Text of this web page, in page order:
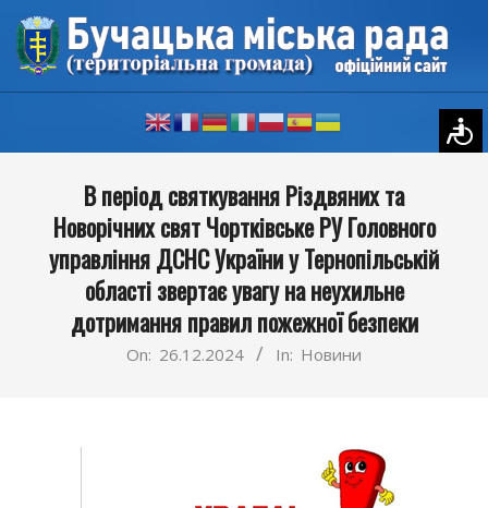
Skip
content
В період святкування Різдвяних та
Новорічних свят Чортківське РУ Головного
управління ДСНС України у Тернопільській
області звертає увагу на неухильне
дотримання правил пожежної безпеки
On: 26.12.2024 In: Новини